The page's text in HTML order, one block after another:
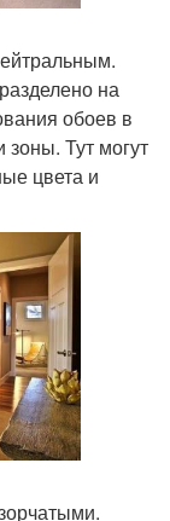
на
обоев в
зоны. Тут могут
цвета и